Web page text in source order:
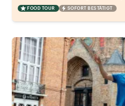
FOOD TOUR SOFORT BESTÄTIGT